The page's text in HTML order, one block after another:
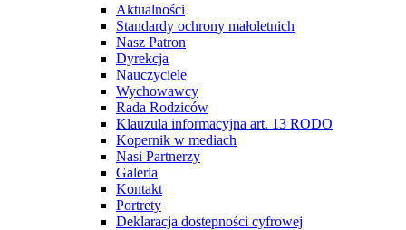
Aktualności
Standardy ochrony małoletnich
Nasz Patron
Dyrekcja
Nauczyciele
Wychowawcy
Rada Rodziców
Klauzula informacyjna art. 13 RODO
Kopernik w mediach
Nasi Partnerzy
Galeria
Kontakt
Portrety
Deklaracja dostepności cyfrowej